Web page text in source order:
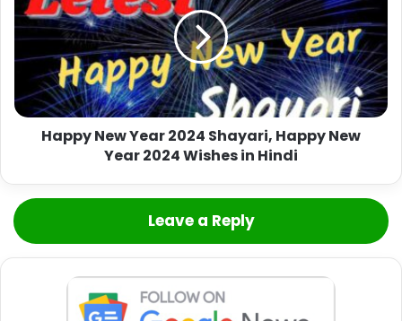
Happy New Year 2024 Shayari, Happy New
Year 2024 Wishes in Hindi
Leave a Reply